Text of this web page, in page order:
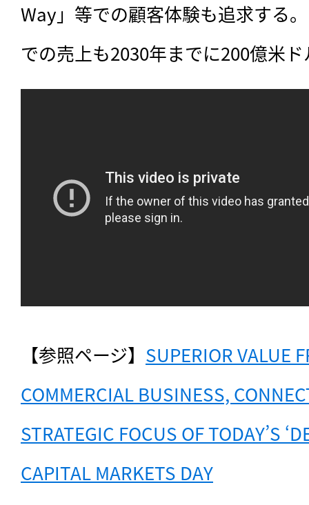
Way」等での顧客体験も追求する
での売上も2030年までに200億米
【参照ページ】 SUPERIOR VALUE
COMMERCIAL BUSINESS,
STRATEGIC FOCUS OF TODAY’S
CAPITAL MARKETS DAY